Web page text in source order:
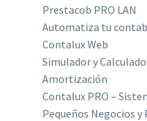
Prestacob PRO LAN
Automatiza tu
Contalux Web
Simulador y
Amortización
Contalux PRO –
Pequeños Negocios